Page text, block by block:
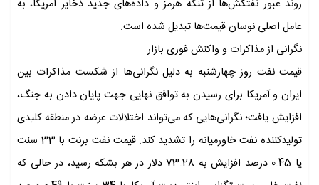
روند عبور نفتکش‌ها از تنگه هرمز و داده‌های جدید ذخایر آمریکا، به
عامل اصلی نوسان قیمت‌ها تبدیل شده است.
نگرانی از مذاکرات و واکنش فوری بازار
قیمت نفت روز چهارشنبه به دلیل نگرانی‌ها از شکست مذاکرات بین
ایران و آمریکا برای رسیدن به توافق نهایی جهت پایان دادن به جنگ،
افزایش یافت؛ نگرانی‌هایی که می‌تواند اختلالات عرضه در منطقه کلیدی
تولیدکننده نفت خاورمیانه را تشدید کند. قیمت نفت برنت با 33 سنت
یا 0.45 درصد افزایش به 73.28 دلار در هر بشکه رسید، در حالی که